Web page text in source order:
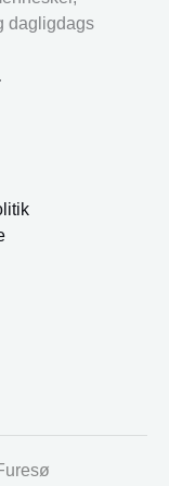
dagligdags